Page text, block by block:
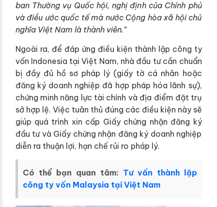
ban Thường vụ Quốc hội, nghị định của Chính phủ
và điều ước quốc tế mà nước Cộng hòa xã hội chủ
nghĩa Việt Nam là thành viên.”
Ngoài ra, để đáp ứng điều kiện thành lập công ty
vốn Indonesia tại Việt Nam, nhà đầu tư cần chuẩn
bị đầy đủ hồ sơ pháp lý (giấy tờ cá nhân hoặc
đăng ký doanh nghiệp đã hợp pháp hóa lãnh sự),
chứng minh năng lực tài chính và địa điểm đặt trụ
sở hợp lệ. Việc tuân thủ đúng các điều kiện này sẽ
giúp quá trình xin cấp Giấy chứng nhận đăng ký
đầu tư và Giấy chứng nhận đăng ký doanh nghiệp
diễn ra thuận lợi, hạn chế rủi ro pháp lý.
Có thể bạn quan tâm: Tư vấn thành lập
công ty vốn Malaysia tại Việt Nam